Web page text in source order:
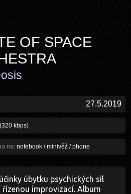
OF SPACE
27.5.2019
kbps)
na: notebook / minivěž / phone
úbytku psychických sil
improvizací. Album